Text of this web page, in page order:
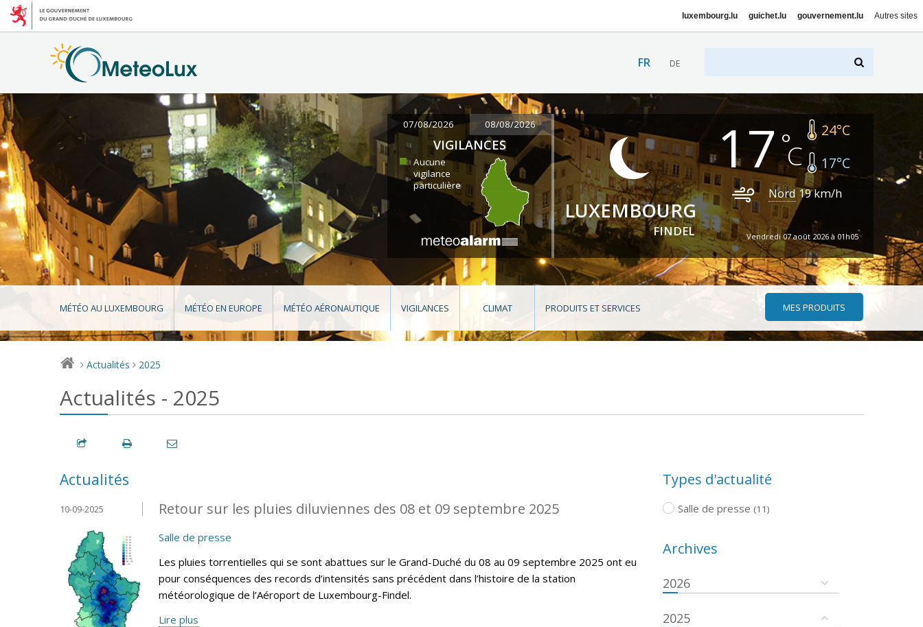
luxembourg.lu guichet.lu gouvernement.lu Autres sites
FR DE
07/08/2026 08/08/2026
VIGILANCES
Aucune
vigilance
particulière
LUXEMBOURG
FINDEL
17 24°C
17°C
Nord 19km/h
Vendredi 07 août 2026 à 01h05
MÉTÉO AU LUXEMBOURG MÉTÉO EN EUROPE MÉTÉO AÉRONAUTIQUE VIGILANCES CLIMAT PRODUITS ET SERVICES MES PRODUITS
> Actualités > 2025
Actualités - 2025
Actualités
Retour sur les pluies diluviennes des 08 et 09 septembre 2025
10-09-2025
Salle de presse
Les pluies torrentielles qui se sont abattues sur le Grand-Duché du 08 au 09 septembre 2025 ont eu
pour conséquences des records d’intensités sans précédent dans l’histoire de la station
météorologique de l’Aéroport de Luxembourg-Findel.
Lire plus
Types d'actualité
Salle de presse (11)
Archives
2026
2025